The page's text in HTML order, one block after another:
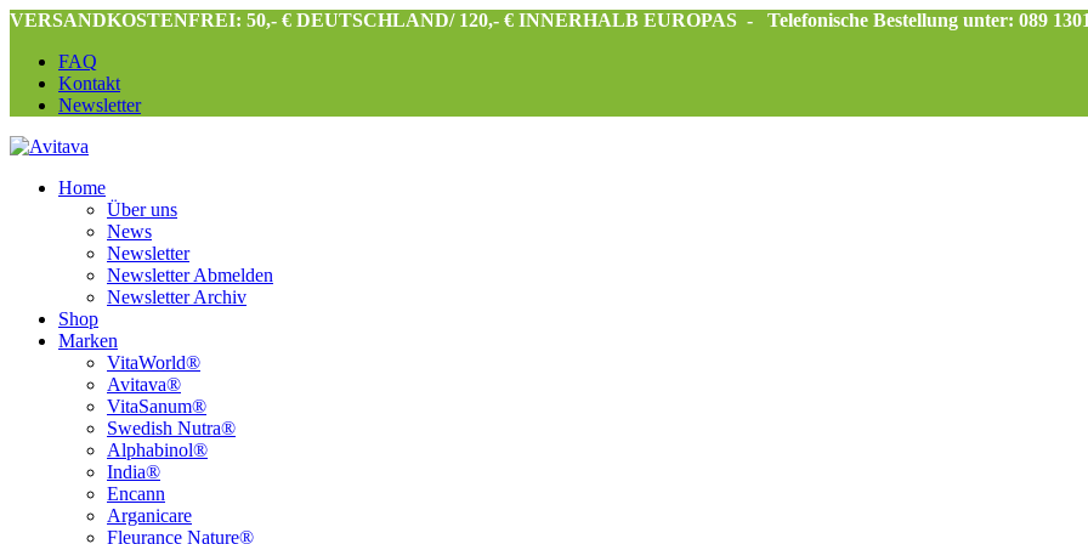
VERSANDKOSTENFREI: 50,- € DEUTSCHLAND/ 120,- € INNERHALB EUROPAS -
Telefonische Bestellung unter: 089
FAQ
Kontakt
Newsletter
Home
Über uns
News
Newsletter
Newsletter Abmelden
Newsletter Archiv
Shop
Marken
VitaWorld®
Avitava®
VitaSanum®
Swedish Nutra®
Alphabinol®
India®
Encann
Arganicare
Fleurance Nature®